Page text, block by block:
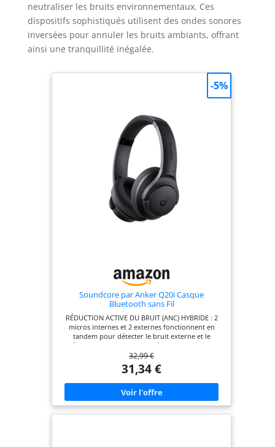
neutraliser les bruits environnementaux. Ces
dispositifs sophistiqués utilisent des ondes sonores
inversées pour annuler les bruits ambiants, offrant
ainsi une tranquillité inégalée.
Soundcore par Anker Q20i Casque
Bluetooth sans Fil
RÉDUCTION ACTIVE DU BRUIT (ANC) HYBRIDE : 2
micros internes et 2 externes fonctionnent en
tandem pour détecter le bruit externe et le
réduire efficacement, jusqu'à 90 %, comme les
bruits des moteurs de voitures et d'avions.
PLONGEZ AU CŒUR D'UN SON PRÉCIS : le casque
antibruit est doté de grands transducteurs
dynamiques de 40 mm qui produisent un son
détaillé et des rythmes puissants grâce à la
technologie BassUp. Compatible avec la norme Hi-
Res Audio via le câble auxiliaire pour un son plus
32,99 €
31,34 €
-5%